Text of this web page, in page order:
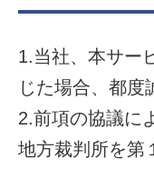
1.当社、本サー
じた場合、都度
2.前項の協議に
地方裁判所を第